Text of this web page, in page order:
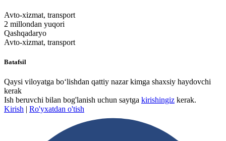
Avto-xizmat, transport
2 millondan yuqori
Qashqadaryo
Avto-xizmat, transport
Batafsil
Qaysi viloyatga bo‘lishdan qattiy nazar kimga shaxsiy haydovchi
kerak
Ish beruvchi bilan bog'lanish uchun saytga kirishingiz kerak.
Kirish | Ro'yxatdan o'tish